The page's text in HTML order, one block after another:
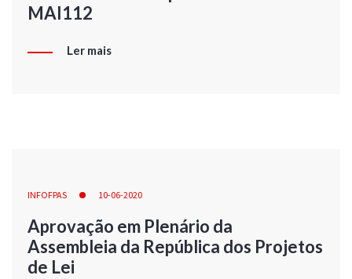
MAI112
Ler mais
INFOFPAS 10-06-2020
Aprovação em Plenário da
Assembleia da República dos Projetos
de Lei